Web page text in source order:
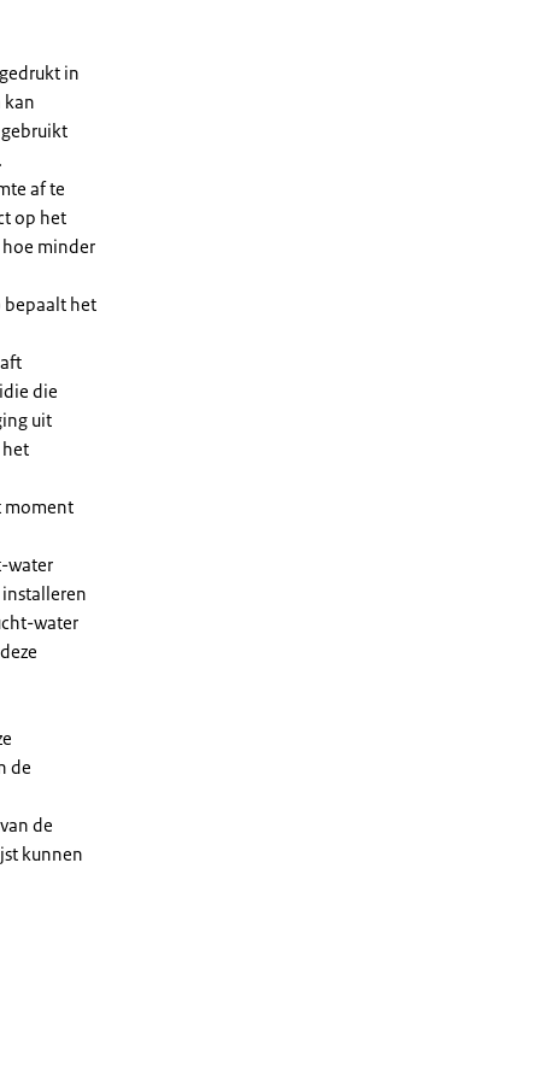
in
kan
af te
op het
hoe minder
bepaalt het
die
uit
moment
water
water
de
de
kunnen